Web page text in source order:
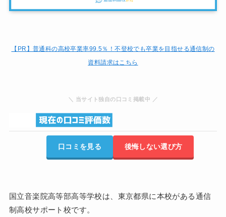
【PR】普通科の高校卒業率99.5％！不登校でも卒業を目指せる通信制の
資料請求はこちら
＼ 当サイト独自の口コミ掲載中 ／
口コミを見る 後悔しない選び方
国立音楽院高等部高等学校は、東京都県に本校がある通信
制高校サポート校です。